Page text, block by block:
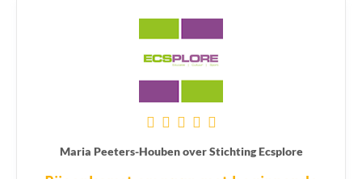
Maria Peeters-Houben over Stichting Ecsplore